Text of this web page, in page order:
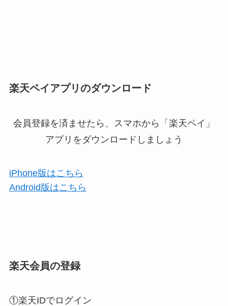
楽天ペイアプリのダウンロード
会員登録を済ませたら、スマホから「楽天ペイ」
アプリをダウンロードしましょう
iPhone版はこちら
Android版はこちら
楽天会員の登録
①楽天IDでログイン